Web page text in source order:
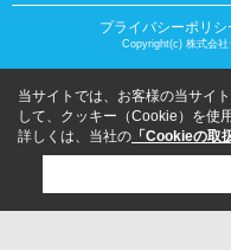
プライバシーポリシ
Copyright(c) 株式会社
当サイトでは、お客様の当サイ
して、クッキー（Cookie）を使
詳しくは、当社の 「Cookieの取